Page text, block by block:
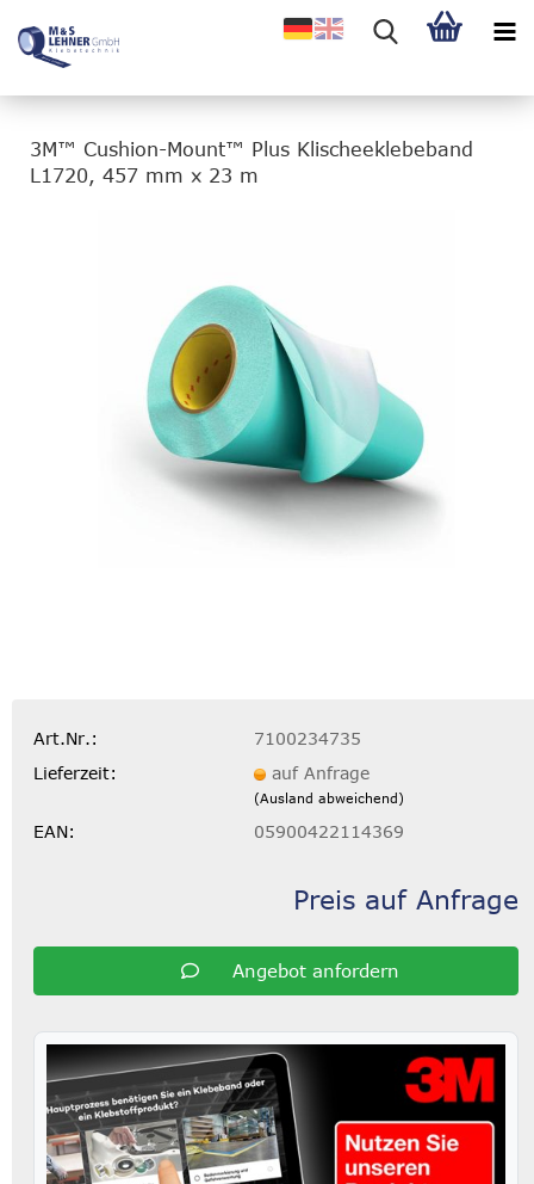
3M™ Cushion-Mount™ Plus Klischeeklebeband
L1720, 457 mm x 23 m
Art.Nr.:
7100234735
Lieferzeit:
auf Anfrage
(Ausland abweichend)
EAN: 05900422114369
Preis auf Anfrage
Angebot anfordern